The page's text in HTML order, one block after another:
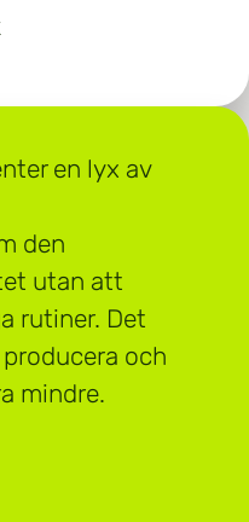
en lyx av
den
utan att
rutiner. Det
och
mindre.